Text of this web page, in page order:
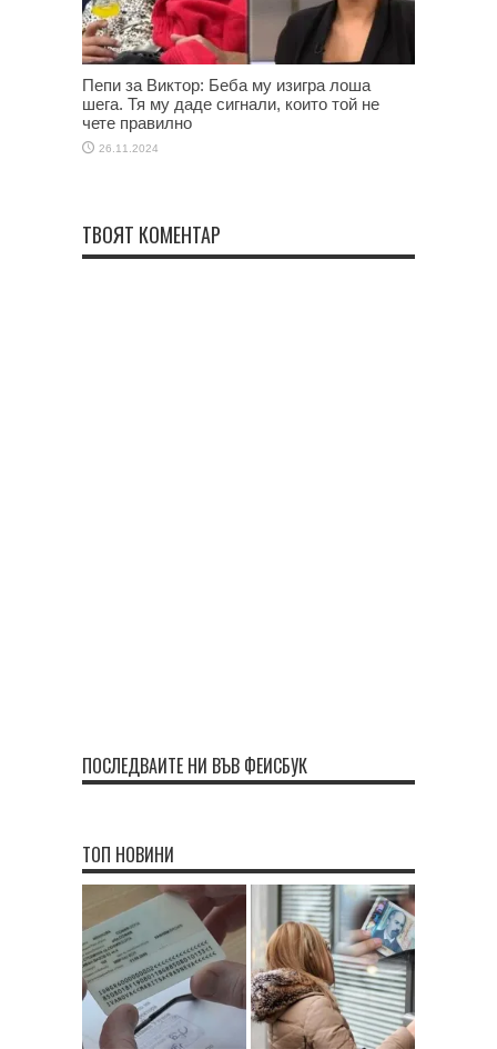
Пепи за Виктор: Беба му изигра лоша
шега. Тя му даде сигнали, които той не
чете правилно
26.11.2024
ТВОЯТ КОМЕНТАР
ПОСЛЕДВАЙТЕ НИ ВЪВ ФЕЙСБУК
ТОП НОВИНИ